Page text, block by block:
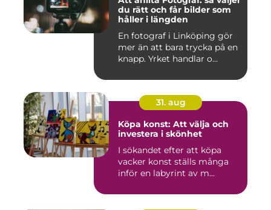
du rätt och får bilder som
håller i längden
En fotograf i Linköping gör
mer än att bara trycka på en
knapp. Yrket handlar o...
31. aug
Köpa konst: Att välja och
investera i skönhet
I sökandet efter att köpa
vacker konst ställs många
inför en labyrint av m...